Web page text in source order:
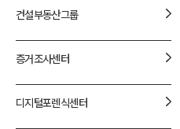
건설부동산그룹
증거조사센터
디지털포렌식센터